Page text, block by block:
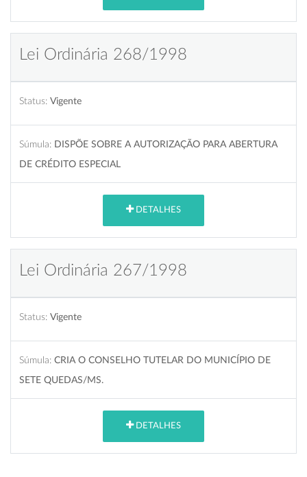
Lei Ordinária 268/1998
Status: Vigente
Súmula: DISPÕE SOBRE A AUTORIZAÇÃO PARA ABERTURA
DE CRÉDITO ESPECIAL
DETALHES
Lei Ordinária 267/1998
Status: Vigente
Súmula: CRIA O CONSELHO TUTELAR DO MUNICÍPIO DE
SETE QUEDAS/MS.
DETALHES